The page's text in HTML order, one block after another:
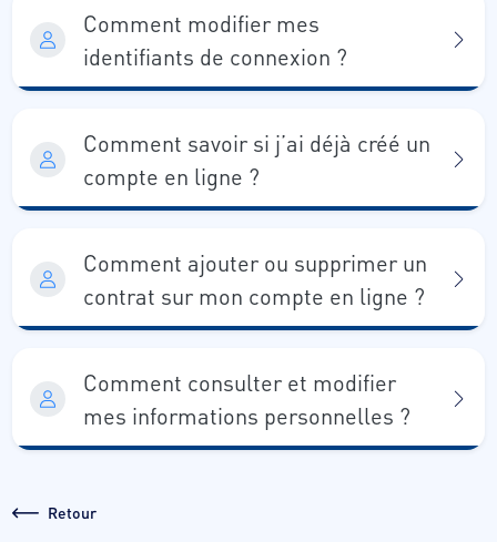
Comment modifier mes
identifiants de connexion ?
Comment savoir si j’ai déjà créé un
compte en ligne ?
Comment ajouter ou supprimer un
contrat sur mon compte en ligne ?
Comment consulter et modifier
mes informations personnelles ?
Retour